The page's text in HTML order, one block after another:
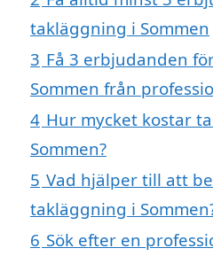
takläggning i Sommen
3 Få 3 erbjudanden
Sommen från
4 Hur mycket kostar
Sommen?
5 Vad hjälper till att
takläggning i
6 Sök efter en